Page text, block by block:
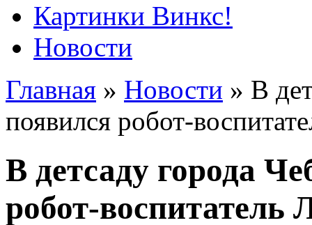
Картинки Винкс!
Новости
Главная » Новости » В
появился робот-
В детсаду города
робот-воспитатель